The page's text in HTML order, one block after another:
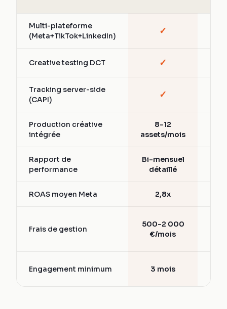
Multi-plateforme
(Meta+TikTok+LinkedIn)
✓
Creative testing DCT ✓
Tracking server-side
(CAPI)
✓
Production créative
intégrée
8-12
assets/mois
Rapport de
performance
Bi-mensuel
détaillé
ROAS moyen Meta 2,8x
Frais de gestion
500-2 000
€/mois
Engagement minimum 3 mois